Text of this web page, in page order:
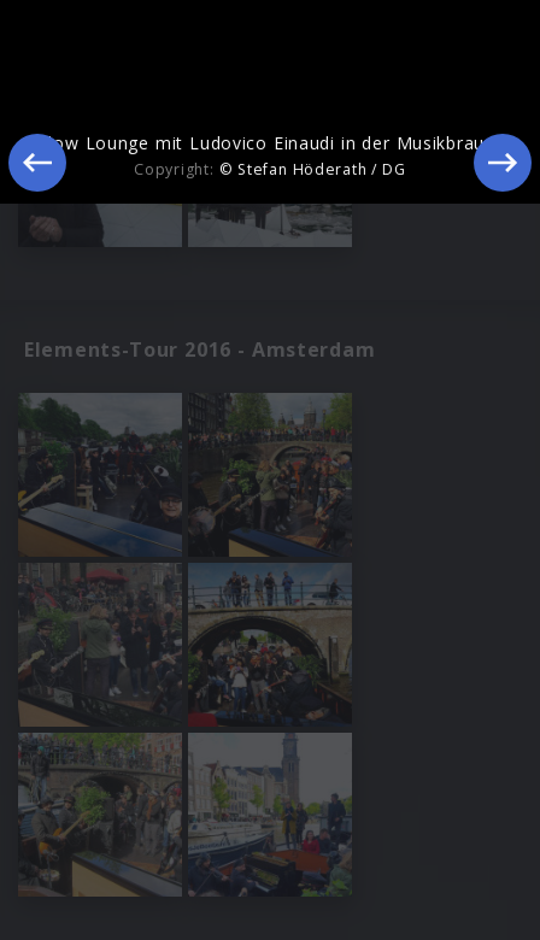
Elements-Tour 2016 - Amsterdam
Yellow Lounge mit Ludovico Einaudi in der Musikbrauerei
Copyright: © Stefan Höderath / DG